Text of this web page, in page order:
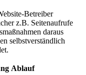
Betreiber
z.B. Seitenaufrufe
daraus
selbstverständlich
Ablauf